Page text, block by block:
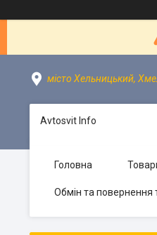
місто Хельницький,
Avtosvit Info
Головна
Обмін та повернення